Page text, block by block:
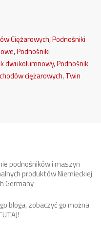
Ciężarowych,Podnośniki
,Podnośniki
dwukolumnowy,Podnośnik
ciężarowych,Twin
podnośników i maszyn
produktów Niemieckiej
Germany
bloga, zobaczyć go można
!